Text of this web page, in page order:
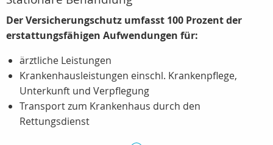
Der Versicherungschutz umfasst 100 Prozent der
erstattungsfähigen Aufwendungen für:
ärztliche Leistungen
Krankenhausleistungen einschl. Krankenpflege,
Unterkunft und Verpflegung
Transport zum Krankenhaus durch den
Rettungsdienst